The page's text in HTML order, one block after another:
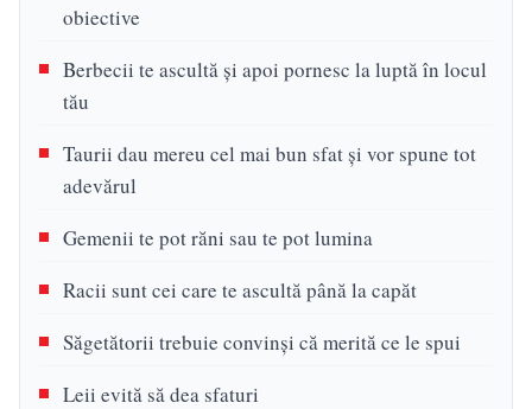
obiective
Berbecii te ascultă și apoi pornesc la luptă în locul
tău
Taurii dau mereu cel mai bun sfat și vor spune tot
adevărul
Gemenii te pot răni sau te pot lumina
Racii sunt cei care te ascultă până la capăt
Săgetătorii trebuie convinși că merită ce le spui
Leii evită să dea sfaturi